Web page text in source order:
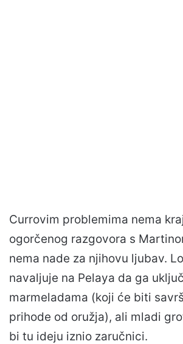
Currovim problemima nema
ogorčenog razgovora s
nema nade za njihovu ljubav.
navaljuje na Pelaya da ga
marmeladama (koji će biti
prihode od oružja), ali mladi
bi tu ideju iznio zaručnici.